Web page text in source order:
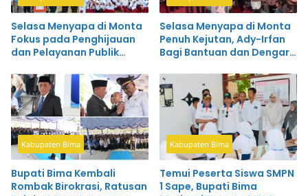
Selasa Menyapa di Monta
Fokus pada Penghijauan
dan Pelayanan Publik
Selasa Menyapa di Monta
Penuh Kejutan, Ady-Irfan
Bagi Bantuan dan Dengar
Kabupaten Bima
Bupati Bima Kembali
Rombak Birokrasi, Ratusan
Kabupaten Bima
Temui Peserta Siswa SMPN
1 Sape, Bupati Bima